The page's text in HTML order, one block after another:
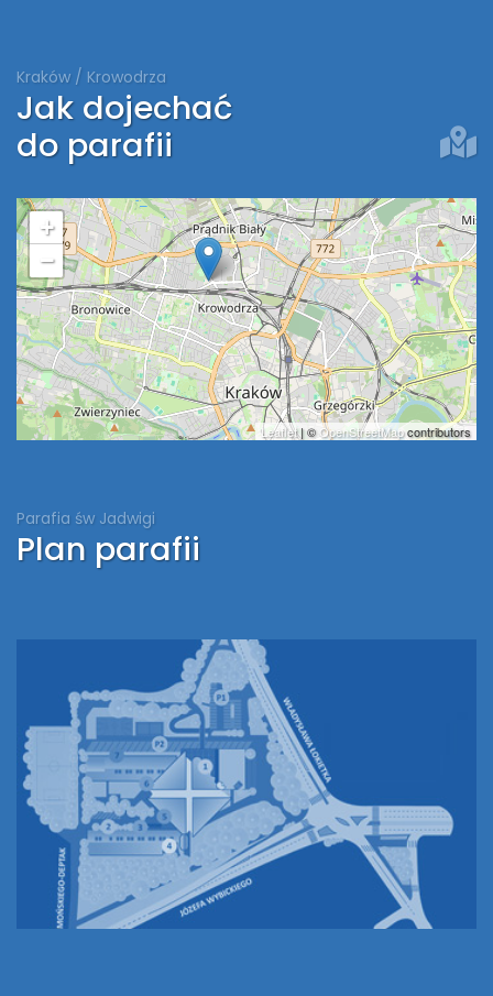
Kraków / Krowodrza
Jak dojechać
do parafii
+
−
Leaflet| © OpenStreetMapcontributors
Parafia św Jadwigi
Plan parafii